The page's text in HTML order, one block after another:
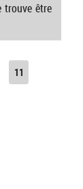
trouve être
11